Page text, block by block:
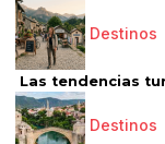
Destinos
Las tendencias
Destinos